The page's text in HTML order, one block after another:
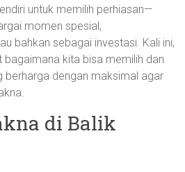
untuk memilih perhiasan—
momen spesial,
bahkan sebagai investasi. Kali ini,
bagaimana kita bisa memilih dan
berharga dengan maksimal agar
di Balik